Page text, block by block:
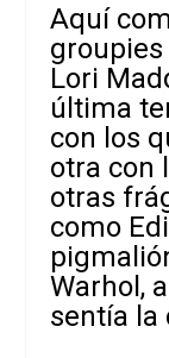
Aquí
Lori
última
con los
otra con
otras
como
Warhol,
sentía la